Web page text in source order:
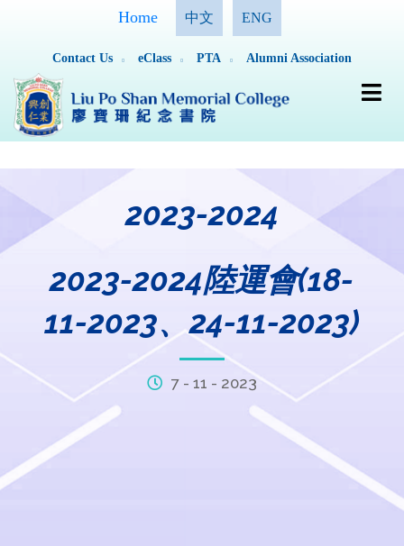
Home 中文 ENG
Contact Us eClass PTA Alumni Association
2023-2024
2023-2024陸運會(18-
11-2023、24-11-2023)
7 - 11 - 2023